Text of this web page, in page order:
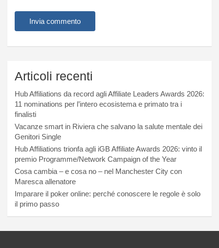
Articoli recenti
Hub Affiliations da record agli Affiliate Leaders Awards 2026:
11 nominations per l’intero ecosistema e primato tra i
finalisti
Vacanze smart in Riviera che salvano la salute mentale dei
Genitori Single
Hub Affiliations trionfa agli iGB Affiliate Awards 2026: vinto il
premio Programme/Network Campaign of the Year
Cosa cambia – e cosa no – nel Manchester City con
Maresca allenatore
Imparare il poker online: perché conoscere le regole è solo
il primo passo